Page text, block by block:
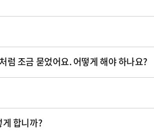
럼 조금 묻었어요. 어떻게 해야 하나요?
합니까?